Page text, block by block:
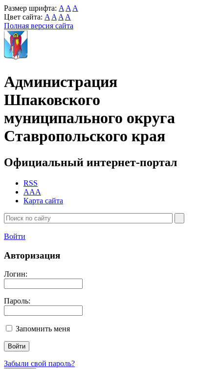
Размер шрифта: A A A
Цвет сайта: A A A A
Полная версия сайта
Администрация
Шпаковского
муниципального округа
Ставропольского края
Официальный интернет-портал
RSS
AAA
Карта сайта
Войти
Авторизация
Логин:
Пароль:
Запомнить меня
Забыли свой пароль?